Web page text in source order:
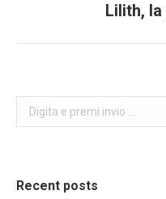
Lilith,
Search:
Recent posts